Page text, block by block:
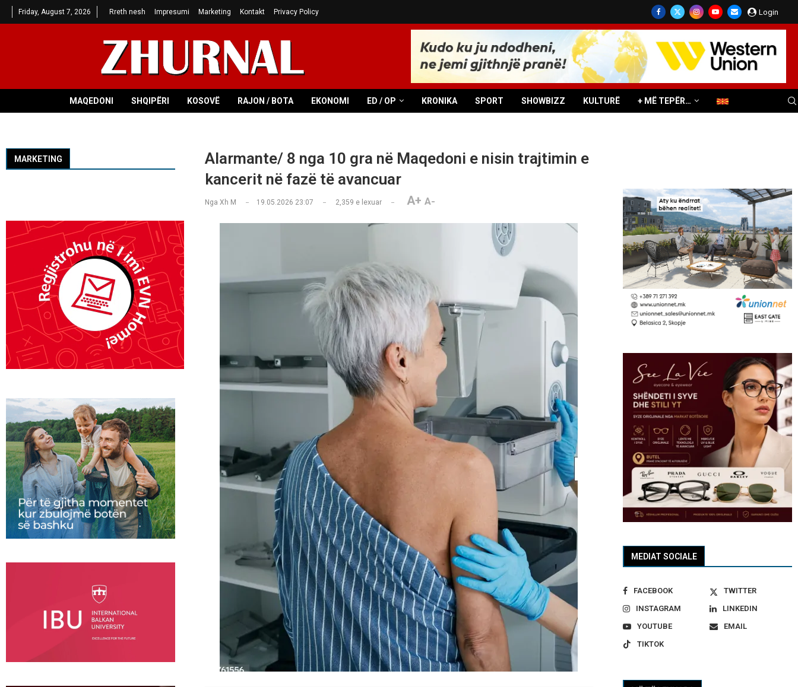
Friday, August 7, 2026 Rreth nesh Impresumi Marketing Kontakt Privacy Policy Login
MAQEDONI SHQIPËRI KOSOVË RAJON / BOTA EKONOMI ED / OP KRONIKA SPORT SHOWBIZZ KULTURË + MË TEPËR…
Alarmante/ 8 nga 10 gra në Maqedoni e nisin trajtimin e
kancerit në fazë të avancuar
Nga Xh M 19.05.2026 23:07 2,359 e lexuar A+ A-
MEDIAT SOCIALE
FACEBOOK
TWITTER
INSTAGRAM
LINKEDIN
YOUTUBE
EMAIL
TIKTOK
MARKETING